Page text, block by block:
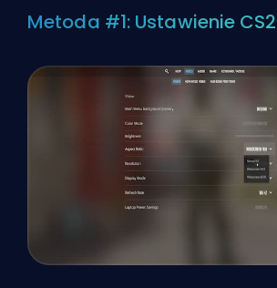
Metoda #1: Ustawienie